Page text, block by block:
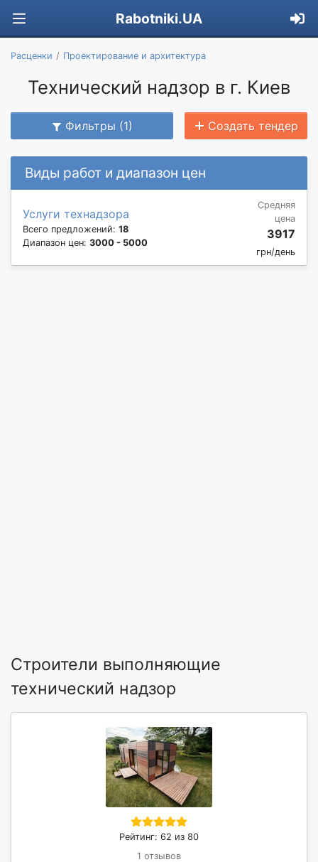
Rabotniki.UA
Расценки Проектирование и архитектура
Технический надзор в г. Киев
Фильтры (1) Создать тендер
Виды работ и диапазон цен
Услуги технадзора
Всего предложений: 18
Диапазон цен: 3000 - 5000
Средняя
цена
3917
грн/день
Строители выполняющие
технический надзор
Рейтинг: 62 из 80
1 отзывов